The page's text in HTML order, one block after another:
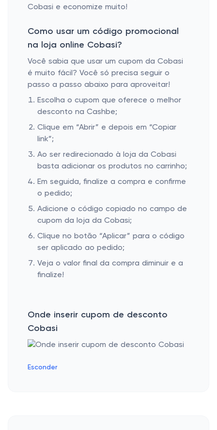
Cobasi e economize muito!
Como usar um código promocional
na loja online Cobasi?
Você sabia que usar um cupom da Cobasi
é muito fácil? Você só precisa seguir o
passo a passo abaixo para aproveitar!
Escolha o cupom que oferece o melhor
desconto na Cashbe;
Clique em “Abrir” e depois em “Copiar
link”;
Ao ser redirecionado à loja da Cobasi
basta adicionar os produtos no carrinho;
Em seguida, finalize a compra e confirme
o pedido;
Adicione o código copiado no campo de
cupom da loja da Cobasi;
Clique no botão “Aplicar” para o código
ser aplicado ao pedido;
Veja o valor final da compra diminuir e a
finalize!
Onde inserir cupom de desconto
Cobasi
Esconder